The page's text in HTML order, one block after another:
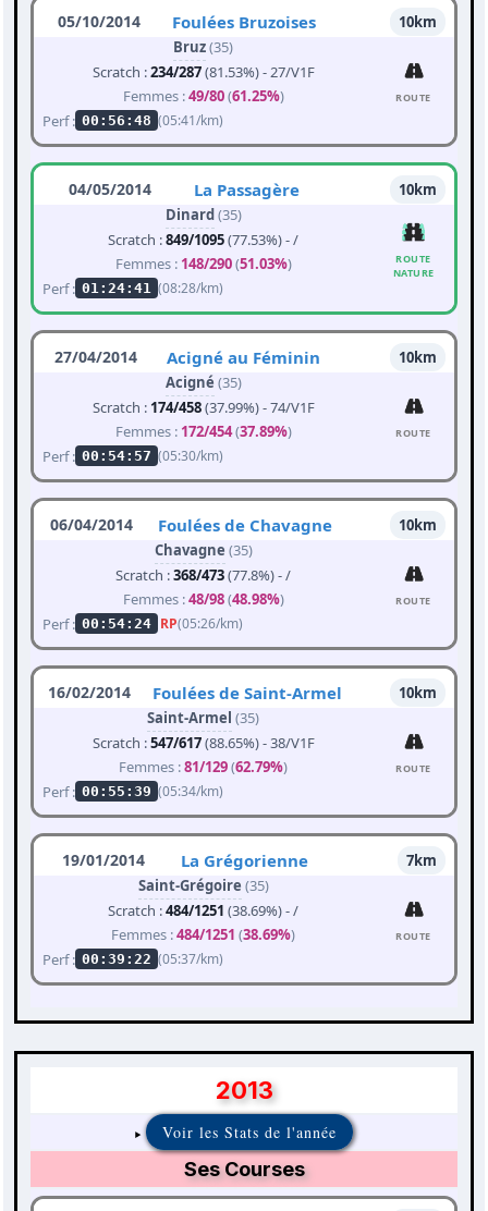
05/10/2014 Foulées Bruzoises
10km
Bruz(35)
Scratch :234/287(81.53%) - 27/V1F
Femmes :49/80(61.25%)
Perf : 00:56:48 (05:41/km)
ROUTE
04/05/2014 La Passagère
10km
Dinard(35)
Scratch :849/1095(77.53%) - /
Femmes : 148/290(51.03%)
Perf : 01:24:41 (08:28/km)
ROUTE
NATURE
27/04/2014 Acigné au Féminin
10km
Acigné (35)
Scratch : 174/458(37.99%) - 74/V1F
Femmes : 172/454(37.89%)
Perf : 00:54:57 (05:30/km)
ROUTE
06/04/2014 Foulées de Chavagne
10km
Chavagne (35)
Scratch :368/473(77.8%) - /
Femmes :48/98(48.98%)
Perf : 00:54:24 RP(05:26/km)
ROUTE
16/02/2014 Foulées de Saint-Armel
10km
Saint-Armel (35)
Scratch :547/617(88.65%) - 38/V1F
Femmes :81/129(62.79%)
Perf : 00:55:39 (05:34/km)
ROUTE
19/01/2014 La Grégorienne
7km
Saint-Grégoire (35)
Scratch :484/1251 (38.69%) - /
Femmes :484/1251 (38.69%)
Perf : 00:39:22 (05:37/km)
ROUTE
2013
Voir les Stats de l'année
Ses Courses